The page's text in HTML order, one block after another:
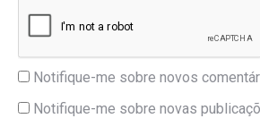
Notifique-me sobre novos
Notifique-me sobre novas